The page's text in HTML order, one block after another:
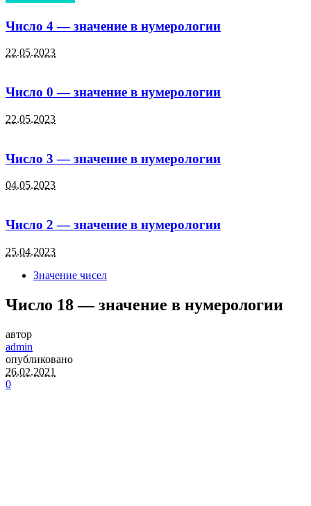
Число 4 — значение в нумерологии
22.05.2023
Число 0 — значение в нумерологии
22.05.2023
Число 3 — значение в нумерологии
04.05.2023
Число 2 — значение в нумерологии
25.04.2023
Значение чисел
Число 18 — значение в нумерологии
автор
admin
опубликовано
26.02.2021
0